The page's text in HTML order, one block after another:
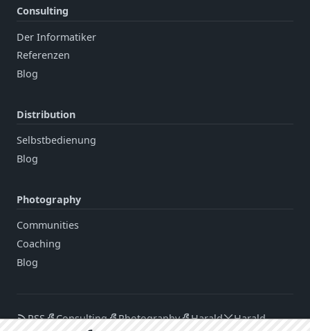
Consulting
Der Informatiker
Referenzen
Blog
Distribution
Selbstbedienung
Blog
Photography
Communities
Coaching
Blog
RSS Consulting Photography Harald Harald